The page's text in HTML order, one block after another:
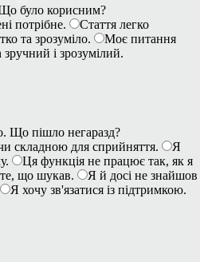
було корисним?
потрібне.
Стаття легко
та зрозуміло.
Моє питання
і зрозумілий.
Що пішло негаразд?
складною для сприйняття.
Я
Ця функція не працює так, як я
що шукав.
Я й досі не знайшов
Я хочу зв'язатися із підтримкою.